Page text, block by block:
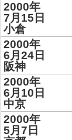
2000年
7月15日
小倉
2000年
6月24日
阪神
2000年
6月10日
中京
2000年
5月7日